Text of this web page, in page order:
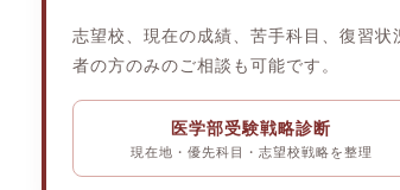
志望校、現在の成績、苦手科目、復習
者の方のみのご相談も可能です。
医学部受験戦略診断
現在地・優先科目・志望校戦略を整理